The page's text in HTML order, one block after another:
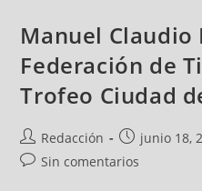
Manuel Claudio
Federación de
Trofeo Ciudad
Redacción junio 18,
Sin comentarios